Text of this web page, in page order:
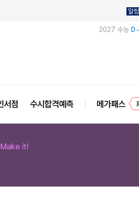
알
2027 수능
서점 수시합격예측 메가패스
Make it!